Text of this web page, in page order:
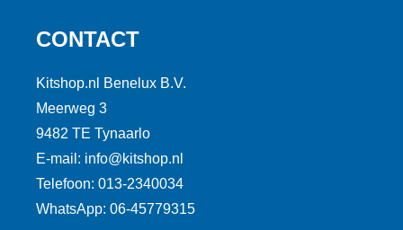
CONTACT
Kitshop.nl Benelux B.V.
Meerweg 3
9482 TE Tynaarlo
E-mail: info@kitshop.nl
Telefoon: 013-2340034
WhatsApp: 06-45779315